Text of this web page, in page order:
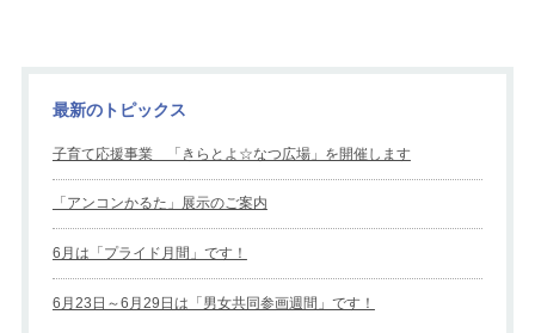
最新のトピックス
子育て応援事業 「きらとよ☆なつ広場」を開催します
「アンコンかるた」展示のご案内
6月は「プライド月間」です！
6月23日～6月29日は「男女共同参画週間」です！